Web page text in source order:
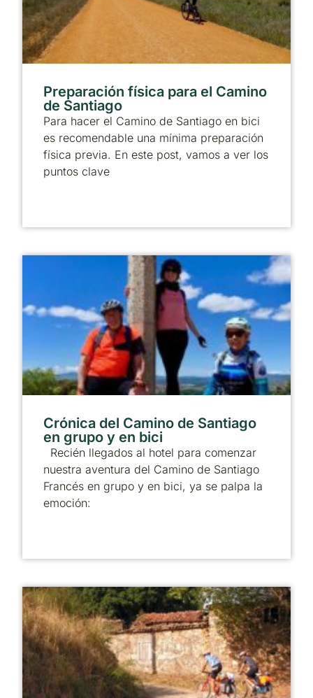
Preparación física para el Camino
de Santiago
Para hacer el Camino de Santiago en bici
es recomendable una mínima preparación
física previa. En este post, vamos a ver los
puntos clave
Crónica del Camino de Santiago
en grupo y en bici
Recién llegados al hotel para comenzar
nuestra aventura del Camino de Santiago
Francés en grupo y en bici, ya se palpa la
emoción: